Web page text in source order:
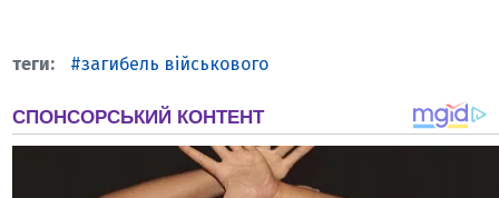
загибель військового